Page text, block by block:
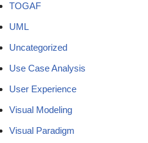
TOGAF
UML
Uncategorized
Use Case Analysis
User Experience
Visual Modeling
Visual Paradigm